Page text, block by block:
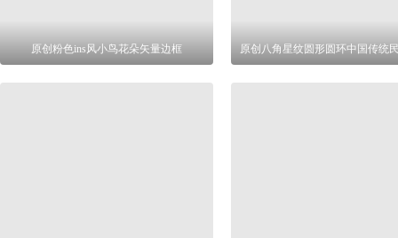
原创粉色ins风小鸟花朵矢量边框